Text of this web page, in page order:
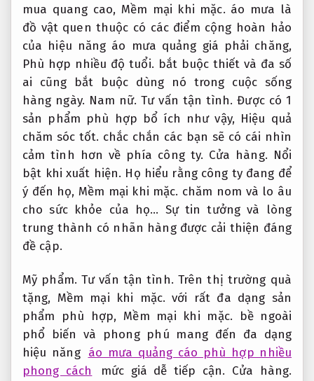
mua quang cao, Mềm mại khi mặc. áo mưa là
đồ vật quen thuộc có các điểm cộng hoàn hảo
của hiệu năng áo mưa quảng giá phải chăng,
Phù hợp nhiều độ tuổi. bắt buộc thiết và đa số
ai cũng bắt buộc dùng nó trong cuộc sống
hàng ngày. Nam nữ. Tư vấn tận tình. Được có 1
sản phẩm phù hợp bổ ích như vậy, Hiệu quả
chăm sóc tốt. chắc chắn các bạn sẽ có cái nhìn
cảm tình hơn về phía công ty. Cửa hàng. Nổi
bật khi xuất hiện. Họ hiểu rằng công ty đang để
ý đến họ, Mềm mại khi mặc. chăm nom và lo âu
cho sức khỏe của họ… Sự tin tưởng và lòng
trung thành có nhãn hàng được cải thiện đáng
đề cập.
Mỹ phẩm. Tư vấn tận tình. Trên thị trường quà
tặng, Mềm mại khi mặc. với rất đa dạng sản
phẩm phù hợp,Mềm mại khi mặc. bề ngoài
phổ biến và phong phú mang đến đa dạng
hiệu năng áo mưa quảng cáo phù hợp nhiều
phong cách
mức giá dễ tiếp cận. Cửa hàng.